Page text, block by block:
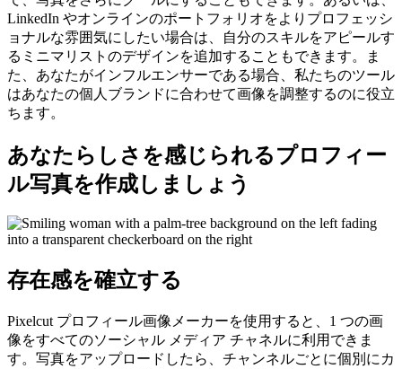
LinkedIn やオンラインのポートフォリオをよりプロフェッシ
ョナルな雰囲気にしたい場合は、自分のスキルをアピールす
るミニマリストのデザインを追加することもできます。ま
た、あなたがインフルエンサーである場合、私たちのツール
はあなたの個人ブランドに合わせて画像を調整するのに役立
ちます。
あなたらしさを感じられるプロフィー
ル写真を作成しましょう
存在感を確立する
Pixelcut プロフィール画像メーカーを使用すると、1 つの画
像をすべてのソーシャル メディア チャネルに利用できま
す。写真をアップロードしたら、チャンネルごとに個別にカ